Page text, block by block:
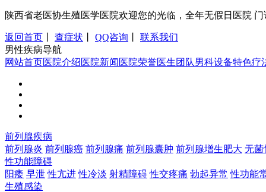
陕西省老医协生殖医学医院欢迎您的光临，全年无假日医院 门
返回首页 查症状 QQ咨询
联系我们
男性疾病导航
网站首页医院介绍医院新闻 医院荣誉医生团队男科设备特色疗
前列腺疾病
前列腺炎 前列腺癌 前列腺痛 前列腺囊肿 前列腺增生肥大 无菌
性功能障碍
阳痿 早泄 性亢进 性冷淡 射精障碍 性交疼痛 勃起异常 性功能
生殖感染